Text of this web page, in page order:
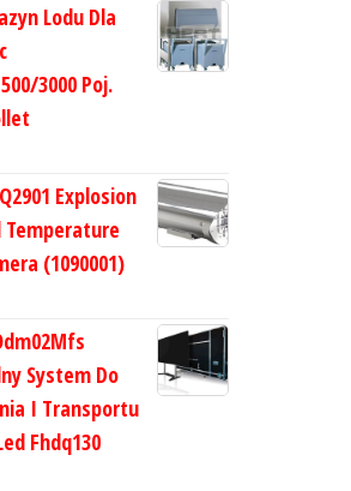
Lodu Dla
3000 Poj.
Explosion
(1090001)
System Do
I Transportu
Fhdq130